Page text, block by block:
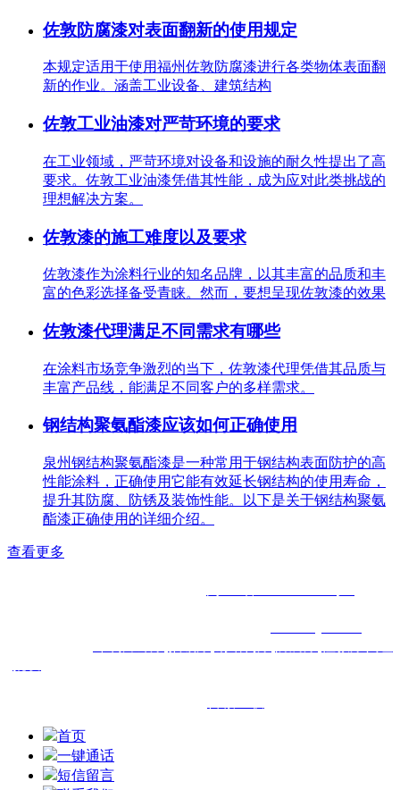
佐敦防腐漆对表面翻新的使用规定
本规定适用于使用福州佐敦防腐漆进行各类物体表面翻
新的作业。涵盖工业设备、建筑结构
佐敦工业油漆对严苛环境的要求
在工业领域，严苛环境对设备和设施的耐久性提出了高
要求。佐敦工业油漆凭借其性能，成为应对此类挑战的
理想解决方案。
佐敦漆的施工难度以及要求
佐敦漆作为涂料行业的知名品牌，以其丰富的品质和丰
富的色彩选择备受青睐。然而，要想呈现佐敦漆的效果
佐敦漆代理满足不同需求有哪些
在涂料市场竞争激烈的当下，佐敦漆代理凭借其品质与
丰富产品线，能满足不同客户的多样需求。
钢结构聚氨酯漆应该如何正确使用
泉州钢结构聚氨酯漆是一种常用于钢结构表面防护的高
性能涂料，正确使用它能有效延长钢结构的使用寿命，
提升其防腐、防锈及装饰性能。以下是关于钢结构聚氨
酯漆正确使用的详细介绍。
查看更多
首页
一键通话
短信留言